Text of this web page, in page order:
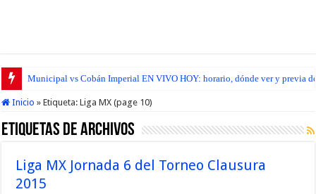
Municipal vs Cobán Imperial EN VIVO HOY: horario, dónde ver y previa
Inicio » Etiqueta:Liga MX (page 10)
Etiquetas de Archivos
Liga MX Jornada 6 del Torneo Clausura
2015